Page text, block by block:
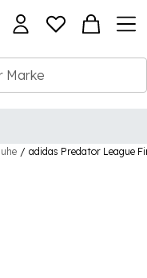
/ adidas Predator League